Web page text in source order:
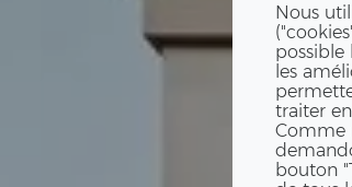
Nous
possible
les
traiter
Comme
bouton